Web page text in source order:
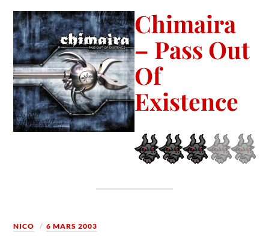
Chimaira
– Pass Out
Of
Existence
NICO 6 MARS 2003